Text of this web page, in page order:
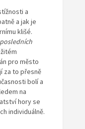
a
a jak je
klišé.
pro město
za to přesně
bolí a
na
hory se
individuálně.